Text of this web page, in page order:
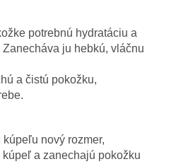
potrebnú hydratáciu a
ju hebkú, vláčnu
a čistú pokožku,
nový rozmer,
a zanechajú pokožku